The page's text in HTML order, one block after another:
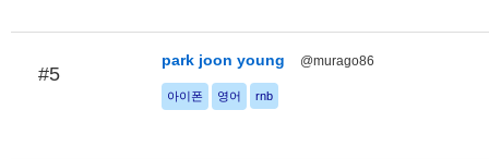
#5
park joon young @murago86
아이폰 영어 rnb